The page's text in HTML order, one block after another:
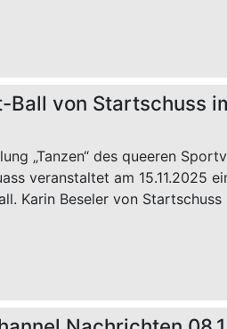
Ball von Startschuss
„Tanzen“ des queeren
veranstaltet am 15.11.2025
Karin Beseler von Startschuss